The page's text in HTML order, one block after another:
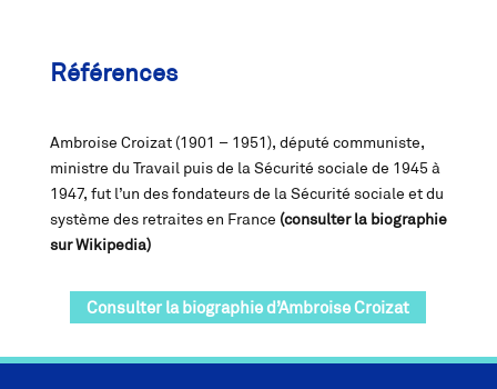
Références
Ambroise Croizat (1901 – 1951), député communiste,
ministre du Travail puis de la Sécurité sociale de 1945 à
1947, fut l’un des fondateurs de la Sécurité sociale et du
système des retraites en France (consulter la biographie
sur Wikipedia)
Consulter la biographie d’Ambroise Croizat